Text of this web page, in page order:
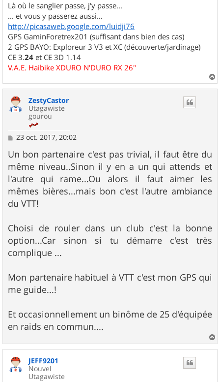
Là où le sanglier passe, j'y passe...
... et vous y passerez aussi...
http://picasaweb.google.com/luidji76
GPS GaminForetrex201 (suffisant dans bien des cas)
2 GPS BAYO: Exploreur 3 V3 et XC (découverte/jardinage)
CE 3.24 et CE 3D 1.14
V.A.E. Haibike XDURO N'DURO RX 26"
a
ZestyCastor
Utagawiste
gourou
M
s
s
a
g
e
23 oct. 2017, 20:02
Un bon partenaire c'est pas trivial, il faut être du
même niveau..Sinon il y en a un qui attends et
l'autre qui rame...Ou alors il faut aimer les
mêmes bières...mais bon c'est l'autre ambiance
du VTT!
Choisi de rouler dans un club c'est la bonne
option...Car sinon si tu démarre c'est très
complique ...
Mon partenaire habituel à VTT c'est mon GPS qui
me guide...!
Et occasionnellement un binôme de 25 d'équipée
en raids en commun....
a
JEFF9201
Nouvel
Utagawiste